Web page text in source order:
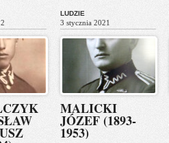
LUDZIE
3 stycznia 2021
MALICKI
JÓZEF (1893-
1953)